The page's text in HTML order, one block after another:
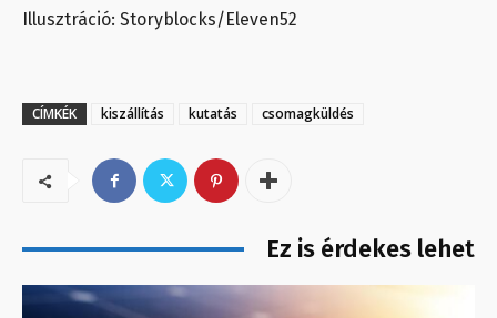
Illusztráció: Storyblocks/Eleven52
CÍMKÉK kiszállítás kutatás csomagküldés
Ez is érdekes lehet